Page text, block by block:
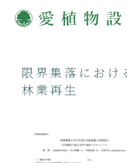
限界集落におけ
林業再生